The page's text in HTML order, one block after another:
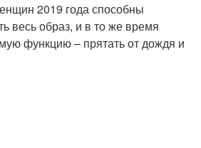
2019 года способны
весь образ, и в то же время
функцию – прятать от дождя и